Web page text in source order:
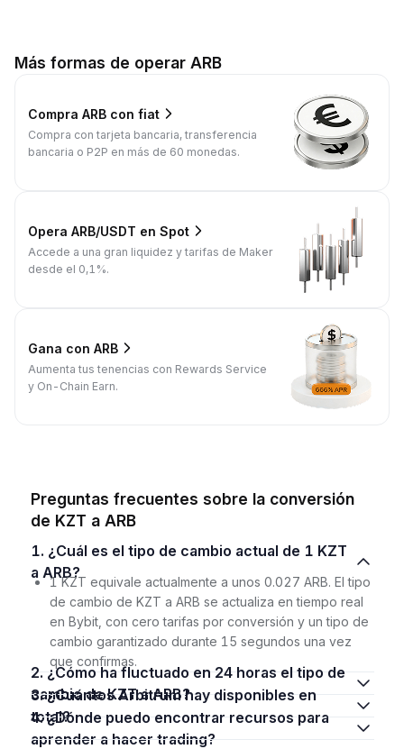
Más formas de operar ARB
Compra ARB con fiat
Compra con tarjeta bancaria, transferencia
bancaria o P2P en más de 60 monedas.
Opera ARB/USDT en Spot
Accede a una gran liquidez y tarifas de Maker
desde el 0,1%.
Gana con ARB
Aumenta tus tenencias con Rewards Service
y On-Chain Earn.
Preguntas frecuentes sobre la conversión
de KZT a ARB
1. ¿Cuál es el tipo de cambio actual de 1 KZT
a ARB?
1 KZT equivale actualmente a unos 0.027 ARB. El tipo
de cambio de KZT a ARB se actualiza en tiempo real
en Bybit, con cero tarifas por conversión y un tipo de
cambio garantizado durante 15 segundos una vez
que confirmas.
2. ¿Cómo ha fluctuado en 24 horas el tipo de
cambio de KZT a ARB?
3. ¿Cuántos Arbitrum hay disponibles en
total?
4. ¿Dónde puedo encontrar recursos para
aprender a hacer trading?